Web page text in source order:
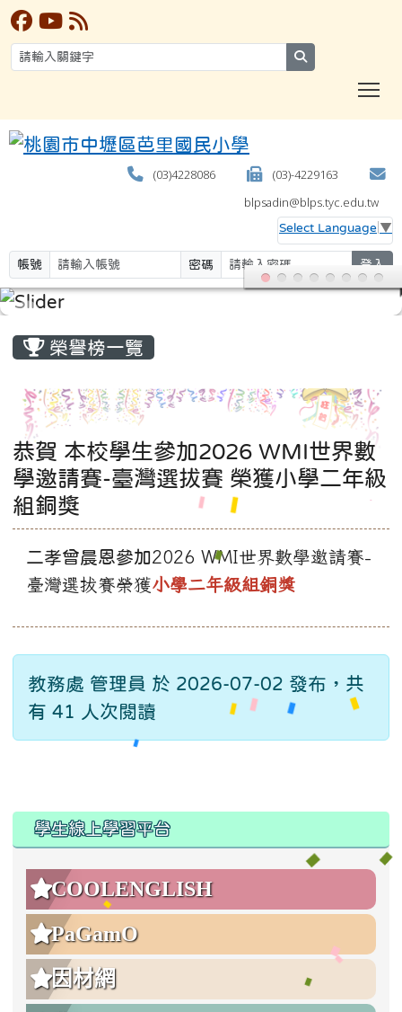
(03)4228086
(03)-4229163
blpsadin@blps.tyc.edu.tw
Select Language ▼
帳號 密碼 登入
榮譽榜一覽
恭賀 本校學生參加2026 WMI世界數
學邀請賽-臺灣選拔賽 榮獲小學二年級
組銅獎
二孝曾晨恩參加2026 WMI世界數學邀請賽-
臺灣選拔賽榮獲小學二年級組銅獎
教務處 管理員 於 2026-07-02 發布，共
有 41 人次閱讀
學生線上學習平台
COOLENGLISH
PaGamO
因材網